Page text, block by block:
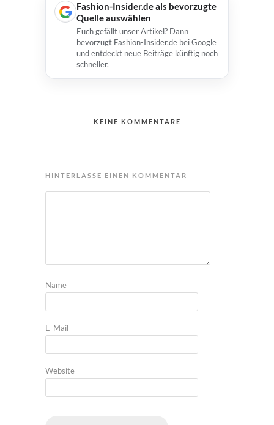
Fashion-Insider.de als bevorzugte
Quelle auswählen
Euch gefällt unser Artikel? Dann
bevorzugt Fashion-Insider.de bei Google
und entdeckt neue Beiträge künftig noch
schneller.
KEINE KOMMENTARE
HINTERLASSE EINEN KOMMENTAR
Name
E-Mail
Website